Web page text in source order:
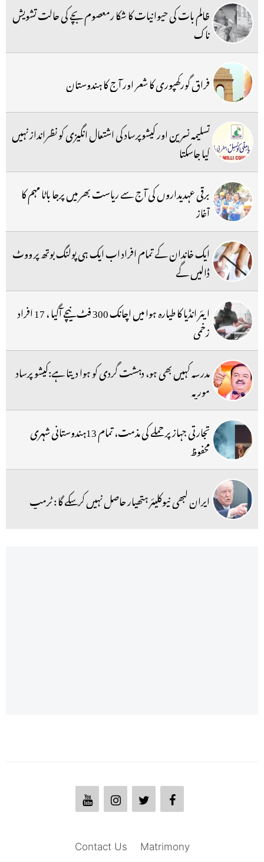
ظالم بات کی حیوانیات کا شکا رمعصوم بچے کی حالت تشویش
ناک
فراق گورکھپوری کا شعر اور آج کا ہندوستان
تسلیمہ نسرین اور کیشوپرساد کی اشتعال انگیزی کو نظرانداز نہیں
کیا جاسکتا
برقی عہدیداروں کی آج سے ریاست بھر میں پرجا باٹا مہم کا
آغاز
ایک خاندان کے تمام افراد اب ایک ہی پولنگ بوتھ پر ووٹ
ڈالیں گے
ایئر انڈیا کا طیارہ ہوا میں اچانک 300 فٹ نیچے آگیا ، 17 افراد
زخمی
مدرسہ کہیں بھی ہو، دہشت گردی کو ہوا دیتا ہے:کیشو پرساد
موریہ
تجارتی جہاز پر حملے کی مذمت، تمام 13ہندوستانی شہری
محفوظ
ایران کبھی نیوکلیئر ہتھیار حاصل نہیں کرسکے گا : ٹرمپ
Matrimony
Contact Us